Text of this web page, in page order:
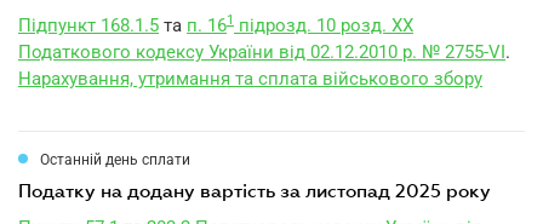
Підпункт 168.1.5 та п. 161
підрозд. 10 розд. XX
Податкового кодексу України від 02.12.2010 р. № 2755-VI.
Нарахування, утримання та сплата військового збору
Останній день сплати
податку на додану вартість за листопад 2025 року